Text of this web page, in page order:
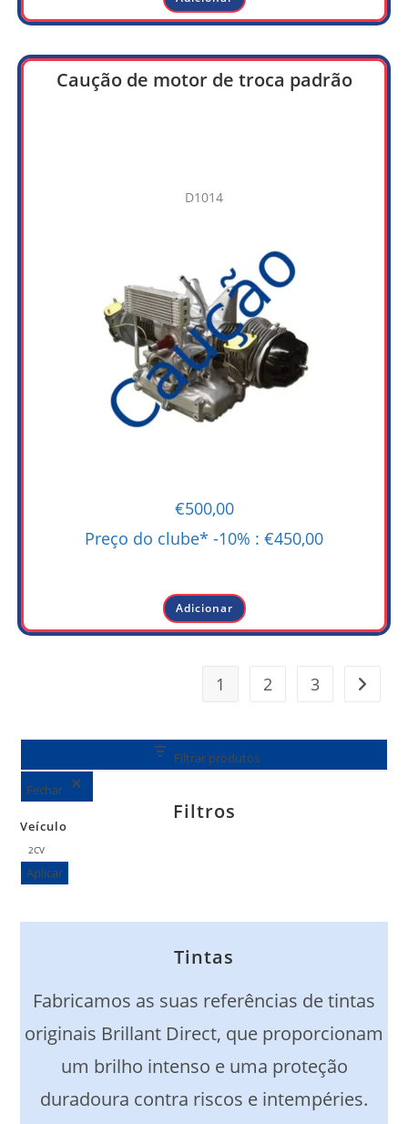
Caução de motor de troca padrão
D1014
€500,00
Preço do clube* -10% : €450,00
Adicionar
1 2 3
Filtrar produtos
Fechar
Filtros
Veículo
Véhicule
2CV
Aplicar
Tintas
Fabricamos as suas referências de tintas
originais Brillant Direct, que proporcionam
um brilho intenso e uma proteção
duradoura contra riscos e intempéries.